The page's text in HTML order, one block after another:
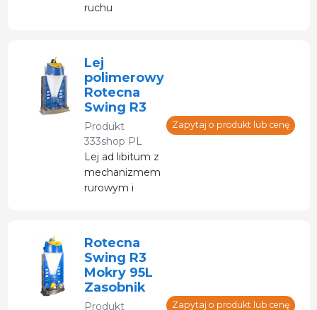
ruchu
przepływu.
Prezentowany
egzemplarz
jest rozłożony
na części.
Lej
polimerowy
Rotecna
Swing R3
Produkt
333shop PL
Lej ad libitum z
mechanizmem
rurowym i
Prezentowany
egzemplarz
jest rozłożony
Zapytaj o produkt lub cenę
Rotecna
Swing R3
Mokry 95L
Zasobnik
Produkt Zapytaj o produkt lub cenę